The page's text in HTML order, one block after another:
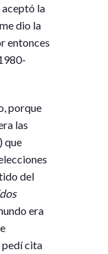
aceptó la
dio la
entonces
porque
las
que
del
era
pedí cita